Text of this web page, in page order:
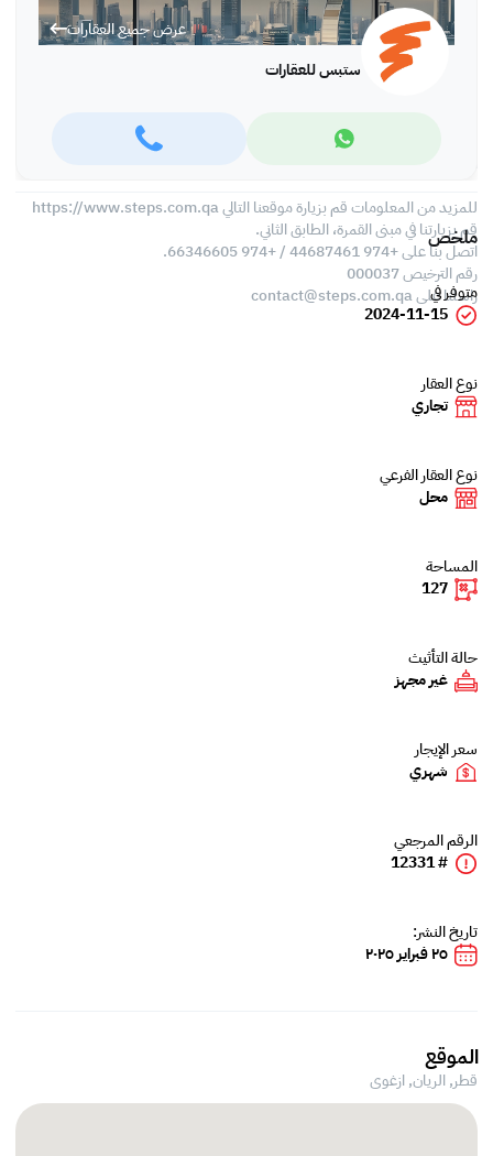
عرض جميع العقارات
ستبس للعقارات
نحرص في شركة ستبس للعقارات على جعل عملية البيع والشراء سلسة وممتعة
قدر الإمكان. إذ يقدم فريق من الخبراء لدينا ما يتمتع به من تجارب واسعة
لمساعدتك في التعرف على العقارات المثالية بما يتوافق ومتطلباتك، كما نحرص
كفريق لتلبية متطلباتك المميزة خلال رحلة بحثك عن مكاتب أو محلات تجارية أو
شقق سكنية وغيرها من العقارات في جميع أنحاء قطر.
للمزيد من المعلومات قم بزيارة موقعنا التالي https://www.steps.com.qa
قم بزيارتنا في مبنى القمرة، الطابق الثاني.
اتصل بنا على +974 44687461 / +974 66346605.
رقم الترخيص 000037
راسلنا علىcontact@steps.com.qa
ملخص
متوفر في
2024-11-15
نوع العقار
تجاري
نوع العقار الفرعي
محل
المساحة
127
حالة التأثيث
غير مجهز
سعر الإيجار
شهري
الرقم المرجعي
# 12331
تاريخ النشر:
٢٥ فبراير ٢٠٢٥
الموقع
قطر, الريان,ازغوى